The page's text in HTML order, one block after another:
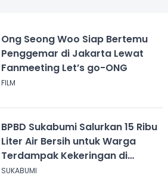
Ong Seong Woo Siap Bertemu
Penggemar di Jakarta Lewat
Fanmeeting Let’s go-ONG
FILM
BPBD Sukabumi Salurkan 15 Ribu
Liter Air Bersih untuk Warga
Terdampak Kekeringan di
Cicurug
SUKABUMI